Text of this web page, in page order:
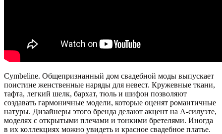
Cymbeline. Общепризнанный дом свадебной моды выпускает
поистине женственные наряды для невест. Кружевные ткани,
тафта, легкий шелк, бархат, тюль и шифон позволяют
создавать гармоничные модели, которые оценят романтичные
натуры. Дизайнеры этого бренда делают акцент на А-силуэте,
моделях с открытыми плечами и тонкими бретелями. Иногда
в их коллекциях можно увидеть и красное свадебное платье.